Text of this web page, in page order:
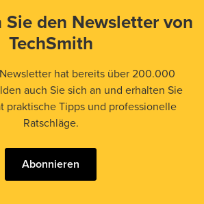
Sie den Newsletter von
TechSmith
hat bereits über 200.000
auch Sie sich an und erhalten Sie
praktische Tipps und professionelle
Ratschläge.
Abonnieren